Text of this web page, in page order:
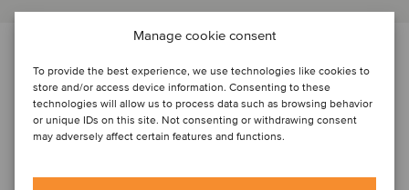
Manage cookie consent
To provide the best experience, we use technologies like cookies to
store and/or access device information. Consenting to these
technologies will allow us to process data such as browsing behavior
or unique IDs on this site. Not consenting or withdrawing consent
may adversely affect certain features and functions.